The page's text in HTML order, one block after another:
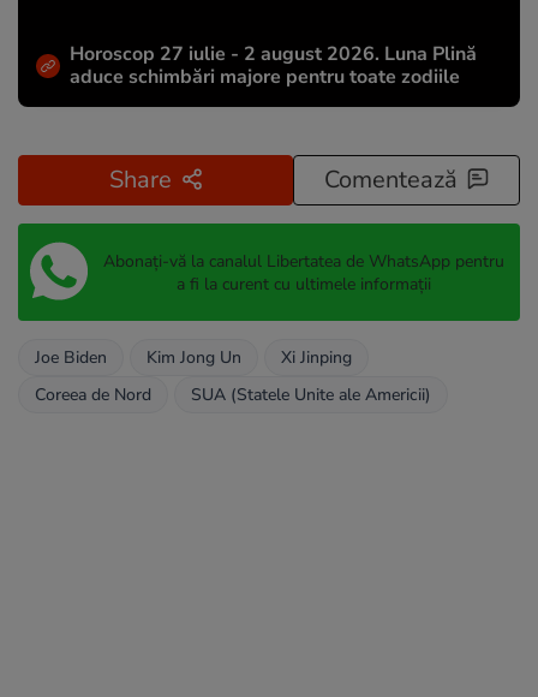
Horoscop 27 iulie - 2 august 2026. Luna Plină
aduce schimbări majore pentru toate zodiile
Share Comentează
Abonați-vă la canalul Libertatea de WhatsApp pentru
a fi la curent cu ultimele informații
Joe Biden Kim Jong Un
Xi Jinping
Coreea de Nord
SUA (Statele Unite ale Americii)